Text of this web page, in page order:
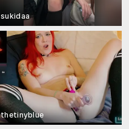
sukidaa
thetinyblue